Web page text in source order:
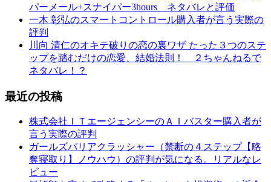
パーメール+スナイパー3hours ネタバレと評価
一木 彰弘のスマートコントロール購入者が言う実際の
評判
川向 清仁のオキテ破りの恋の裏ワザ たった３つのステ
ップを踏むだけの恋愛、結婚法則！ ２ちゃんねるで
ネタバレ！？
最近の投稿
株式会社ＩＴエージェンシーのＡＩバスター購入者が
言う実際の評判
ガールズバリアクラッシャー（禁断の４ステップ【略
奪寝取り】ノウハウ）の評判が気になる。リアルなレ
ビュー